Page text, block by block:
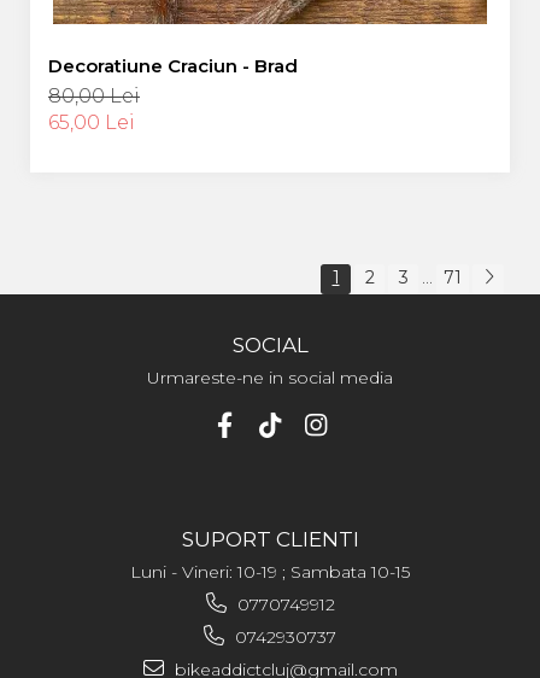
Decoratiune Craciun - Brad
80,00 Lei
65,00 Lei
1 2 3 71
SOCIAL
Urmareste-ne in social media
SUPORT CLIENTI
Luni - Vineri: 10-19 ; Sambata 10-15
0770749912
0742930737
bikeaddictcluj@gmail.com